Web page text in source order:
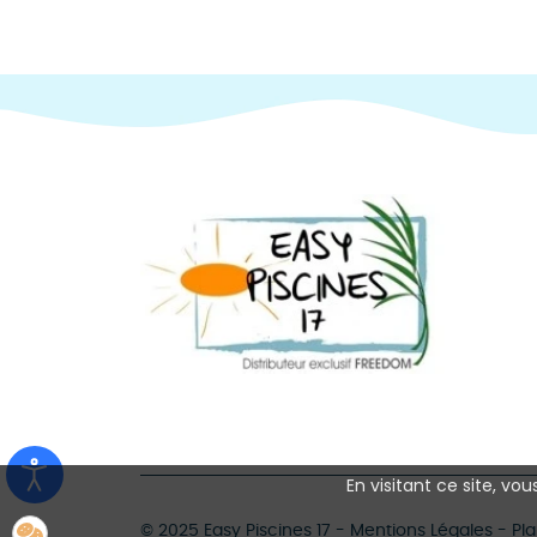
© 2025 Easy Piscines 17 - Mentions Légales -
En visitant ce site,